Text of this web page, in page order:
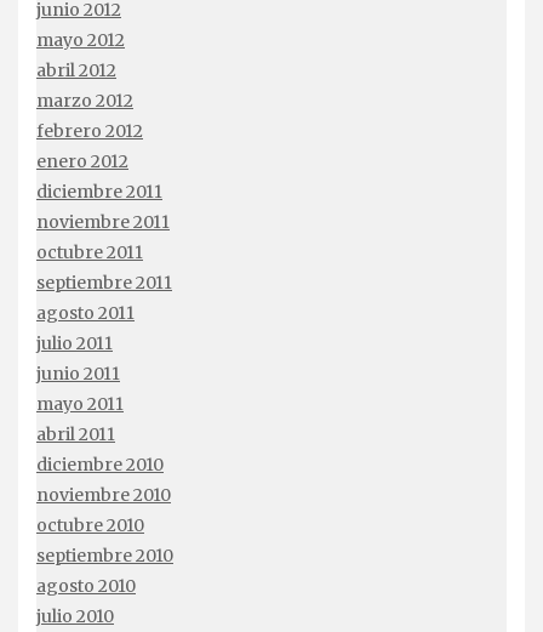
junio 2012
mayo 2012
abril 2012
marzo 2012
febrero 2012
enero 2012
diciembre 2011
noviembre 2011
octubre 2011
septiembre 2011
agosto 2011
julio 2011
junio 2011
mayo 2011
abril 2011
diciembre 2010
noviembre 2010
octubre 2010
septiembre 2010
agosto 2010
julio 2010